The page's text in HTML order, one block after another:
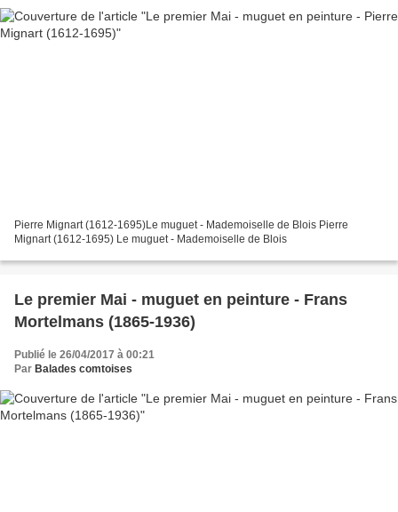
Pierre Mignart (1612-1695)Le muguet - Mademoiselle de Blois Pierre
Mignart (1612-1695) Le muguet - Mademoiselle de Blois
Le premier Mai - muguet en peinture - Frans
Mortelmans (1865-1936)
Publié le 26/04/2017 à 00:21
Par Balades comtoises